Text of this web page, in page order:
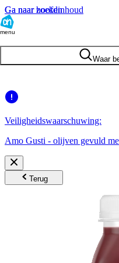
Ga naar hoofdinhoud
Ga naar zoeken
menu
Waar
Veiligheidswaarschuwing:
Amo Gusti - olijven gevuld
Terug